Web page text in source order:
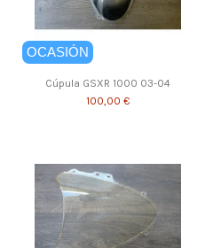
OCASIÓN
Cúpula GSXR 1000 03-04
100,00 €